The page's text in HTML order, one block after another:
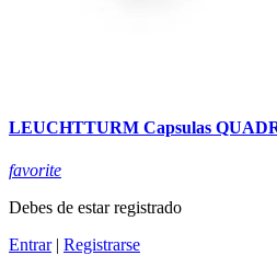
LEUCHTTURM Capsulas
favorite
Debes de estar registrado
Entrar| Registrarse